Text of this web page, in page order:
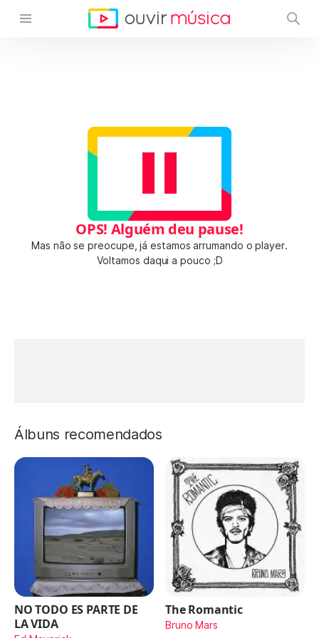
OPS! Alguém deu pause!
Mas não se preocupe, já estamos arrumando o player.
Voltamos daqui a pouco ;D
Álbuns recomendados
NO TODO ES PARTE DE
LA VIDA
The Romantic
Bruno Mars